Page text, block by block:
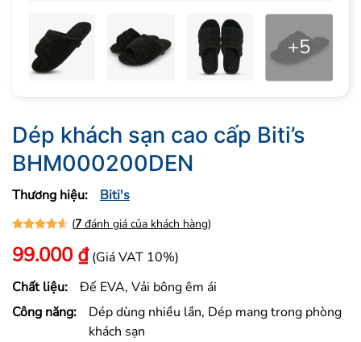
+5
Dép khách sạn cao cấp Biti’s
BHM000200DEN
Thương hiệu: Biti's
4.57trên 5 dựa trên
7 đánh giá
(7 đánh giá của khách hàng)
99.000 ₫ (Giá VAT 10%)
Chất liệu:
Đế EVA, Vải bông êm ái
Công năng:
Dép dùng nhiều lần, Dép mang trong phòng
khách sạn